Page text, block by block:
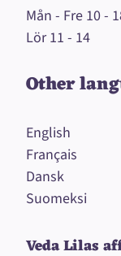
Veda Lilas
Mån - Fre 10 -
Lör 11 - 14
Other
English
Français
Dansk
Suomeksi